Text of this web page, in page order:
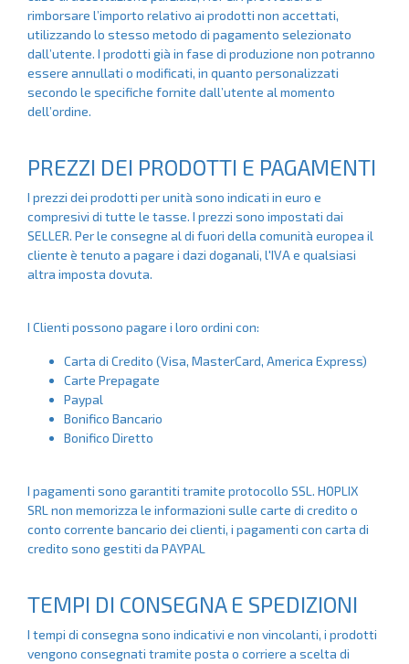
rimborsare l’importo relativo ai prodotti non accettati,
utilizzando lo stesso metodo di pagamento selezionato
dall’utente. I prodotti già in fase di produzione non potranno
essere annullati o modificati, in quanto personalizzati
secondo le specifiche fornite dall’utente al momento
dell’ordine.
PREZZI DEI PRODOTTI E PAGAMENTI
I prezzi dei prodotti per unità sono indicati in euro e
compresivi di tutte le tasse. I prezzi sono impostati dai
SELLER. Per le consegne al di fuori della comunità europea il
cliente è tenuto a pagare i dazi doganali, l'IVA e qualsiasi
altra imposta dovuta.
I Clienti possono pagare i loro ordini con:
Carta di Credito (Visa, MasterCard, America Express)
Carte Prepagate
Paypal
Bonifico Bancario
Bonifico Diretto
I pagamenti sono garantiti tramite protocollo SSL. HOPLIX
SRL non memorizza le informazioni sulle carte di credito o
conto corrente bancario dei clienti, i pagamenti con carta di
credito sono gestiti da PAYPAL
TEMPI DI CONSEGNA E SPEDIZIONI
I tempi di consegna sono indicativi e non vincolanti, i prodotti
vengono consegnati tramite posta o corriere a scelta di